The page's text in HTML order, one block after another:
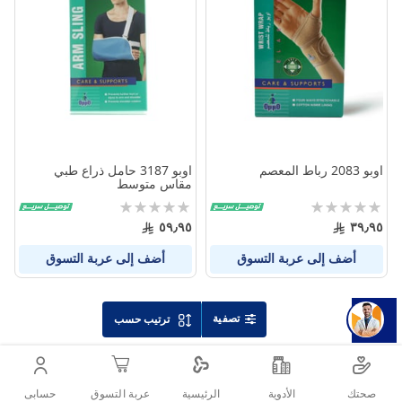
ترتيب حسب
اوبو 2083 رباط المعصم
Rating:
0%
٣٩٫٩٥
أضف إلى عربة التسوق
اوبو 3187 حامل ذراع طبي
مقاس متوسط
Rating:
0%
٥٩٫٩٥
أضف إلى عربة التسوق
تصفية
صحتك الأدوية الرئيسية عربة التسوق حسابى